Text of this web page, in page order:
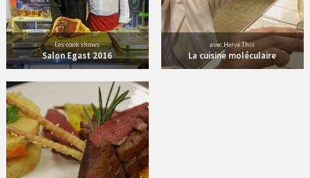
Les cook shows
Salon Egast 2016
avec Hervé This
La cuisine moléculaire
114 vidéos